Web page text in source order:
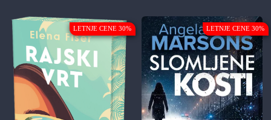
LETNJE CENE 30% LETNJE CENE 30%